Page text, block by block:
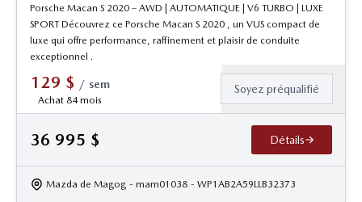
Porsche Macan S 2020 – AWD | AUTOMATIQUE | V6 TURBO | LUXE
SPORT Découvrez ce Porsche Macan S 2020 , un VUS compact de
luxe qui offre performance, raffinement et plaisir de conduite
exceptionnel .
129 $ / sem
Achat 84 mois
Soyez préqualifié
36 995 $ Détails
Mazda de Magog - mam01038 - WP1AB2A59LLB32373